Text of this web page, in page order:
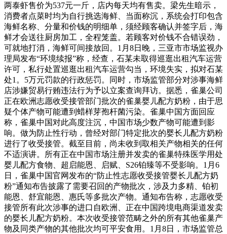
两泰虾售价为537元一斤，店内每天均有售卖。梁先生暗示，
消费者点菜时均为自行挑选海鲜、当面称沉，系统会打印包含
海鲜名称、分量和价钱的明细单，须经顾客确认并签字后，海
鲜才会送往厨房加工，全程笼盖。若顾客对价钱不合错误劲，
可就地打消，海鲜可间接放回。1月8日晚，三亚市市场监视办
理局发布“环境续报”称，经查，石某未取得巡逛出租汽车运营
许可，私行处置巡逛出租汽车运营勾当，环境失实，拟对石某
处1。5万元罚款的行政惩罚。同时，市场监管部分对涉事海鲜
店涉嫌贸易行贿违法行为予以立案查询拜访。据悉，雀巢公司
正在欧洲志愿收受接管部门批次的雀巢婴儿配方奶粉，由于思
疑个体产物可能遭到蜡样芽孢杆菌污染。雀巢中国方面回应
称，雀巢中国对此高度注沉，中国市场少数产物可能遭到影
响。做为防止性行动，曾经对部门特定批次的婴长儿配方奶粉
进行了收受接管。截至目前，尚未收到取相关产物相关的任何
不适演讲。所有正在中国市场注册并发卖的雀巢特殊医学用处
婴儿配方食物、超启能恩、启赋、S26铂臻等不受影响。1月6
日，雀巢中国官网发布的“防止性志愿收受接管婴长儿配方奶
粉”通知布告披露了需要召回的产物批次，涉及力多精、铂初
能恩、舒宜能恩、惠氏等多批次产物。通知布告称，志愿收受
接管所有此次涉事的进口自欧洲、正在中国跨境电商渠道发卖
的婴长儿配方奶粉。本次收受接管范畴之外的所有其他雀巢产
物及同类产物的其他批次均可平安食用。1月8日，市场监管总